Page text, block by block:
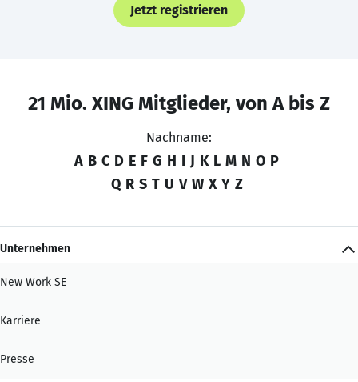
Jetzt registrieren
21 Mio. XING Mitglieder, von A bis Z
Nachname:
A B C D E F G H I J K L M N O P
Q R S T U V W X Y Z
Unternehmen
New Work SE
Karriere
Presse